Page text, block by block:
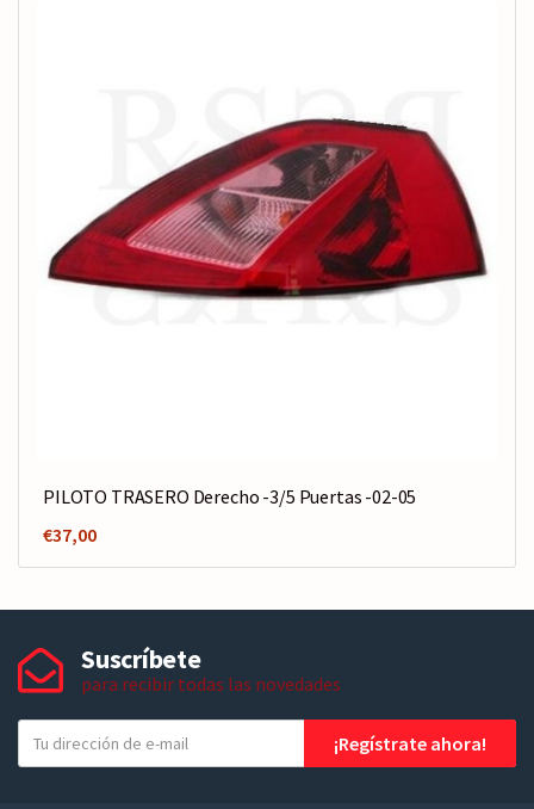
PILOTO TRASERO Derecho -3/5 Puertas -02-05
€37,00
Suscríbete
para recibir todas las novedades
u
¡Regístrate ahora!